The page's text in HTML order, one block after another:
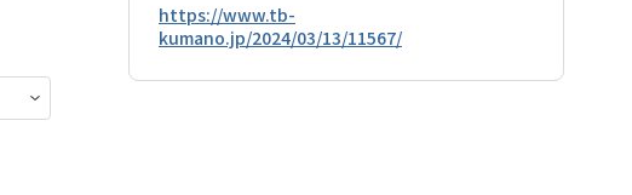
https://www.tb-
kumano.jp/2024/03/13/11567/